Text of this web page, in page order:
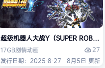
超级机器人大战Y（SUPER
17GB剧情动画
27
发行日期：2025-8-27
8月5日 更新